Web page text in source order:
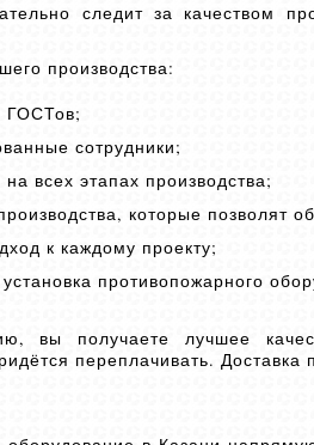
следит за качеством
производства:
ГОСТов;
сотрудники;
всех этапах производства;
которые позволят
к каждому проекту;
противопожарного
вы получаете лучшее
переплачивать.